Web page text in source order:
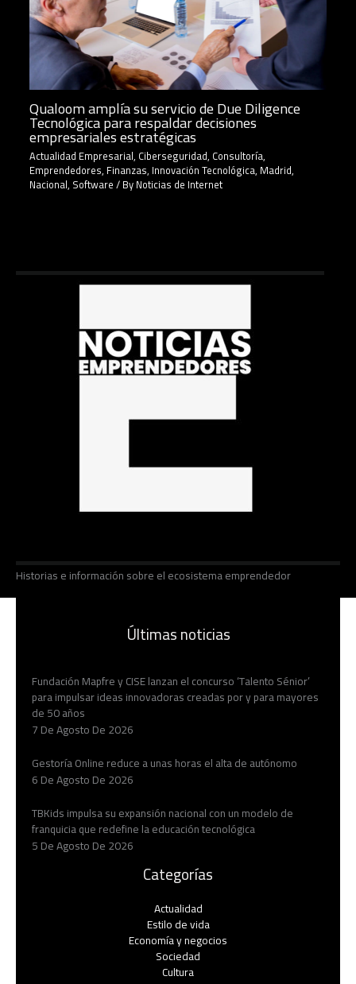
Qualoom amplía su servicio de Due Diligence
Tecnológica para respaldar decisiones
empresariales estratégicas
Actualidad Empresarial, Ciberseguridad, Consultoría,
Emprendedores, Finanzas, Innovación Tecnológica, Madrid,
Nacional, Software/ ByNoticias de Internet
Historias e información sobre el ecosistema emprendedor
Últimas noticias
Fundación Mapfre y CISE lanzan el concurso ‘Talento Sénior’
para impulsar ideas innovadoras creadas por y para mayores
de 50 años
7 De Agosto De 2026
Gestoría Online reduce a unas horas el alta de autónomo
6 De Agosto De 2026
TBKids impulsa su expansión nacional con un modelo de
franquicia que redefine la educación tecnológica
5 De Agosto De 2026
Categorías
Actualidad
Estilo de vida
Economía y negocios​
Sociedad
Cultura